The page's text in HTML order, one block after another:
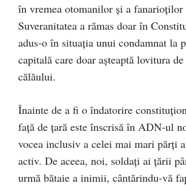
în vremea otomanilor și a fanarioților
Suveranitatea a rămas doar în
adus-o în situația unui condamnat la
capitală care doar așteaptă lovitura
călăului.
Înainte de a fi o îndatorire
față de țară este înscrisă în ADN-ul
vocea inclusiv a celei mai mari părți
activ. De aceea, noi, soldați ai țării
urmă bătaie a inimii, cântărindu-vă